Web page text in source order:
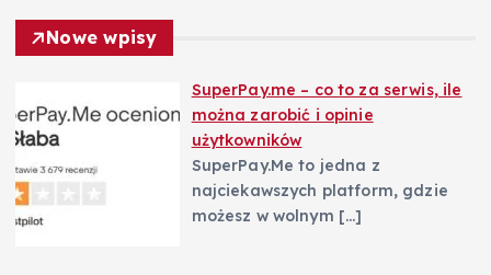
p
i
s
u
Nowe wpisy
SuperPay.me – co to za serwis, ile
można zarobić i opinie
użytkowników
SuperPay.Me to jedna z
najciekawszych platform, gdzie
możesz w wolnym […]